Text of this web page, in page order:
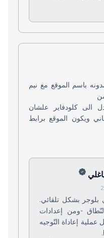
باسم الموقع مع نيم
الى كلودفاير علشان
ويكون الموقع برابط
بشكل تلقائي.
-ومن إعدادات
عملية إعاداة التّوجيه